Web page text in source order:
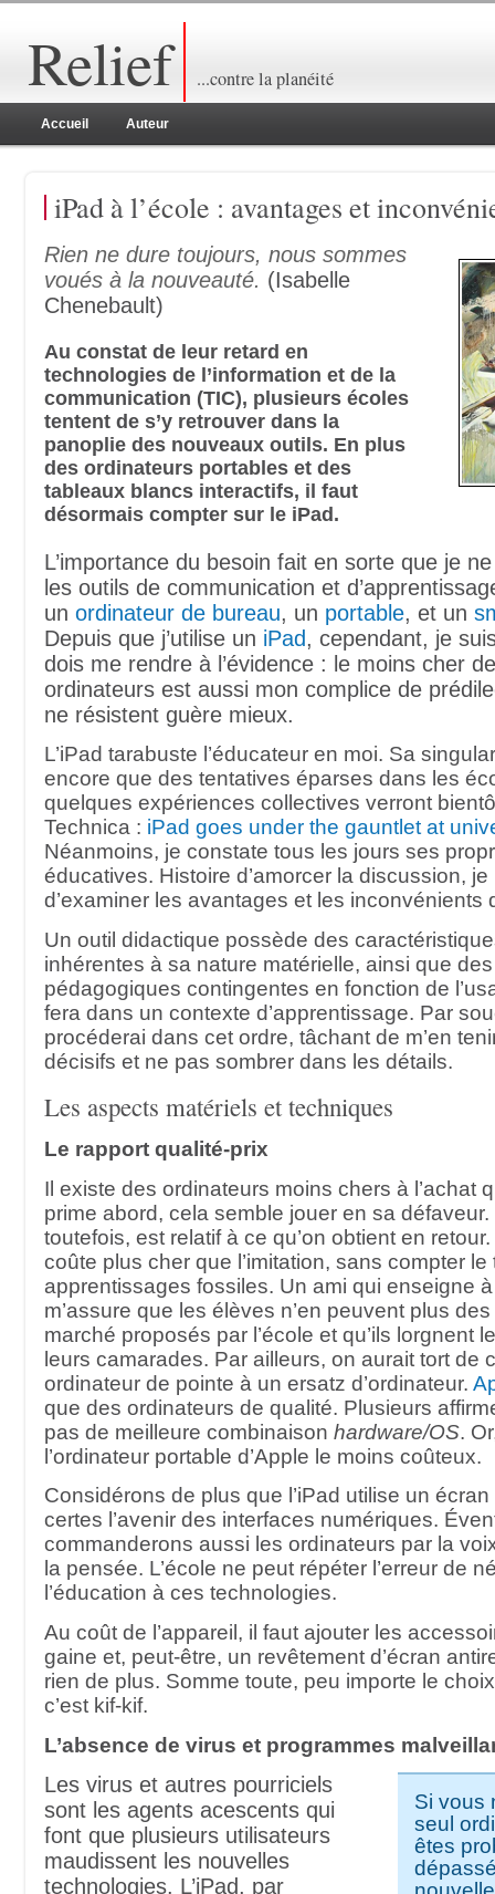
Relief ...contre la planéité
Accueil Auteur
iPad à l’école : avantages et
Rien ne dure toujours, nous sommes
voués à la nouveauté. (Isabelle
Chenebault)
Au constat de leur retard en
technologies de l’information et de la
communication (TIC), plusieurs écoles
tentent de s’y retrouver dans la
panoplie des nouveaux outils. En plus
des ordinateurs portables et des
tableaux blancs interactifs, il faut
désormais compter sur le iPad.
L’importance du besoin fait en sorte que je
les outils de communication et
un ordinateur de bureau, un portable, et un
Depuis que j’utilise un iPad, cependant, je
dois me rendre à l’évidence : le moins cher
ordinateurs est aussi mon complice de
ne résistent guère mieux.
L’iPad tarabuste l’éducateur en moi. Sa
encore que des tentatives éparses dans les
quelques expériences collectives verront
Technica : iPad goes under the gauntlet at
Néanmoins, je constate tous les jours ses
éducatives. Histoire d’amorcer la discussion,
d’examiner les avantages et les inconvénients
Un outil didactique possède des
inhérentes à sa nature matérielle, ainsi que
pédagogiques contingentes en fonction de
fera dans un contexte d’apprentissage. Par
procéderai dans cet ordre, tâchant de m’en
décisifs et ne pas sombrer dans les détails.
Les aspects matériels et techniques
Le rapport qualité-prix
Il existe des ordinateurs moins chers à l’achat
prime abord, cela semble jouer en sa défaveur.
toutefois, est relatif à ce qu’on obtient en retour.
coûte plus cher que l’imitation, sans compter le
apprentissages fossiles. Un ami qui enseigne
m’assure que les élèves n’en peuvent plus
marché proposés par l’école et qu’ils lorgnent
leurs camarades. Par ailleurs, on aurait tort de
ordinateur de pointe à un ersatz d’ordinateur.
que des ordinateurs de qualité. Plusieurs
pas de meilleure combinaison hardware/OS.
l’ordinateur portable d’Apple le moins coûteux.
Considérons de plus que l’iPad utilise un
certes l’avenir des interfaces numériques.
commanderons aussi les ordinateurs par la
la pensée. L’école ne peut répéter l’erreur de
l’éducation à ces technologies.
Au coût de l’appareil, il faut ajouter les
gaine et, peut-être, un revêtement d’écran
rien de plus. Somme toute, peu importe le
c’est kif-kif.
L’absence de virus et programmes
Si vous
seul
êtes
Les virus et autres pourriciels
sont les agents acescents qui
font que plusieurs utilisateurs
maudissent les nouvelles
technologies. L’iPad, par